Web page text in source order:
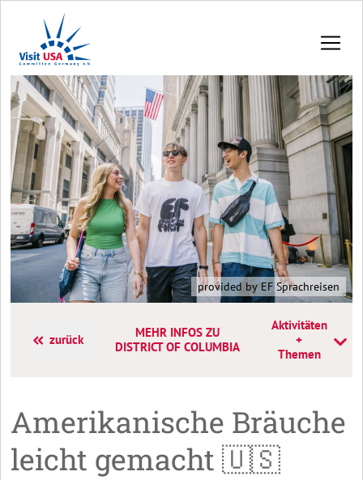
provided by EF Sprachreisen
zurück
MEHR INFOS ZU
DISTRICT OF COLUMBIA
Aktivitäten
+
Themen
Amerikanische Bräuche
leicht gemacht 🇺🇸